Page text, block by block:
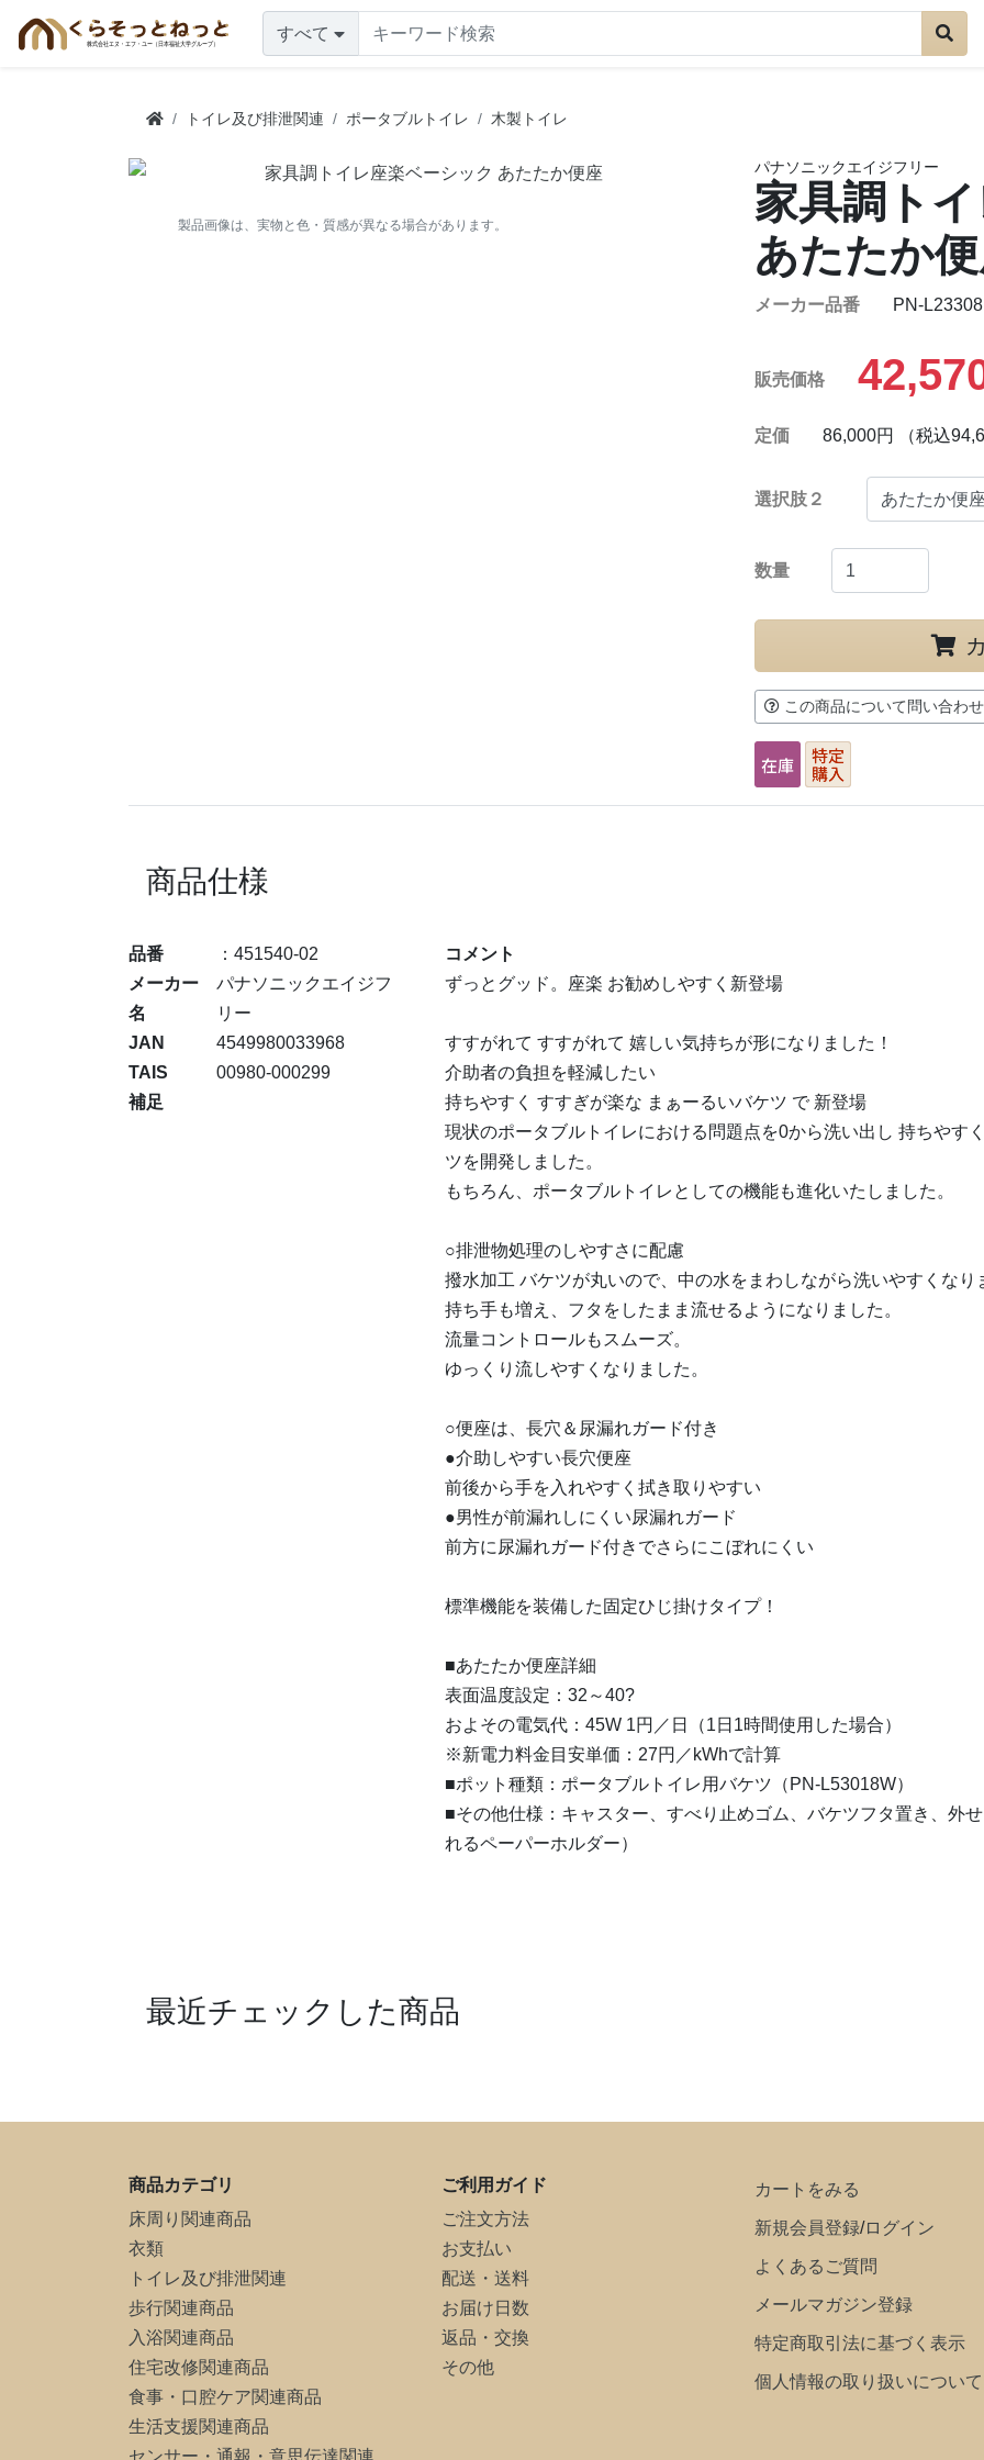
すべて
トイレ及び排泄関連 ポータブルトイレ 木製トイレ
製品画像は、実物と色・質感が異なる場合があります。
パナソニックエイジフリー
家具調ト
あたたか
メーカー品番 PN-L23308
販売価格
定価 86,000円 （税込
選択肢２
数量
この商品について問い合わせ
商品仕様
品番
：451540-02
メーカー
名
パナソニックエイジフ
リー
JAN
4549980033968
TAIS
00980-000299
補足
コメント
ずっとグッド。座楽 お勧めしやすく新登場
すすがれて すすがれて 嬉しい気持ちが形になりました！
介助者の負担を軽減したい
持ちやすく すすぎが楽な まぁーるいバケツ で 新登場
現状のポータブルトイレにおける問題点を0から洗い出し 持ちやす
ツを開発しました。
もちろん、ポータブルトイレとしての機能も進化いたしました。
○排泄物処理のしやすさに配慮
撥水加工 バケツが丸いので、中の水をまわしながら洗いやすくなり
持ち手も増え、フタをしたまま流せるようになりました。
流量コントロールもスムーズ。
ゆっくり流しやすくなりました。
○便座は、長穴＆尿漏れガード付き
●介助しやすい長穴便座
前後から手を入れやすく拭き取りやすい
●男性が前漏れしにくい尿漏れガード
前方に尿漏れガード付きでさらにこぼれにくい
標準機能を装備した固定ひじ掛けタイプ！
■あたたか便座詳細
表面温度設定：32～40?
およその電気代：45W 1円／日（1日1時間使用した場合）
※新電力料金目安単価：27円／kWhで計算
■ポット種類：ポータブルトイレ用バケツ（PN-L53018W）
■その他仕様：キャスター、すべり止めゴム、バケツフタ置き、外
れるペーパーホルダー）
最近チェックした商品
商品カテゴリ
床周り関連商品
衣類
トイレ及び排泄関連
歩行関連商品
入浴関連商品
住宅改修関連商品
食事・口腔ケア関連商品
生活支援関連商品
センサー・通報・意思伝達関連
ご利用ガイド
ご注文方法
お支払い
配送・送料
お届け日数
返品・交換
その他
カートをみる
新規会員登録/ログイン
よくあるご質問
メールマガジン登録
特定商取引法に基づく表示
個人情報の取り扱いについて